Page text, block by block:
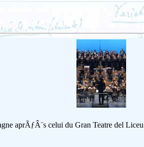
aprÃƒÂ¨s celui du Gran Teatre del Liceu